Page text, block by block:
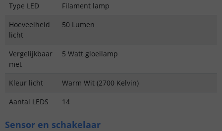
Type LED
Filament lamp
Hoeveelheid
licht
50 Lumen
Vergelijkbaar
met
5 Watt gloeilamp
Kleur licht
Warm Wit (2700 Kelvin)
Aantal LEDS
14
Sensor en schakelaar